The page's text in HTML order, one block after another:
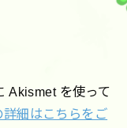
Akismet を使って
細はこちらをご